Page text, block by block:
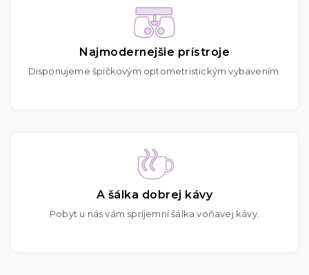
Najmodernejšie prístroje
Disponujeme špičkovým optometristickým vybavením.
A šálka dobrej kávy
Pobyt u nás vám spríjemní šálka voňavej kávy.